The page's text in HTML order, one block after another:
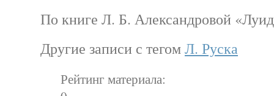
По книге Л. Б. Александровой
Другие записи с тегомЛ. Руска
Рейтинг материала: